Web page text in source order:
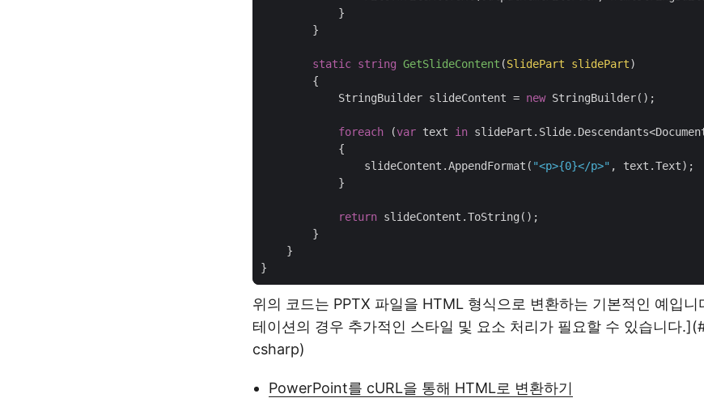
static string GetSlideContent (SlidePart slidePart)
            StringBuilder slideContent =
new
foreach (var text in
                slideContent.AppendFormat(
"<p>{0}</p>"
return
위의 코드는 PPTX 파일을 HTML 형식으로 변환하는 기본적인 예입니
테이션의 경우 추가적인 스타일 및 요소 처리가 필요할 수 있습니다
csharp)
PowerPoint를 cURL을 통해 HTML로 변환하기